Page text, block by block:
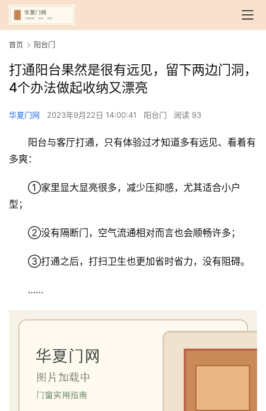
首页 阳台门
打通阳台果然是很有远见，留下两边门洞，
4个办法做起收纳又漂亮
华夏门网 2023年9月22日 14:00:41 阳台门 阅读 93
阳台与客厅打通，只有体验过才知道多有远见、看着有
多爽：
①家里显大显亮很多，减少压抑感，尤其适合小户
型；
②没有隔断门，空气流通相对而言也会顺畅许多；
③打通之后，打扫卫生也更加省时省力，没有阻碍。
……